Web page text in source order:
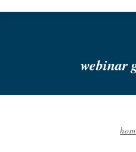
webinar